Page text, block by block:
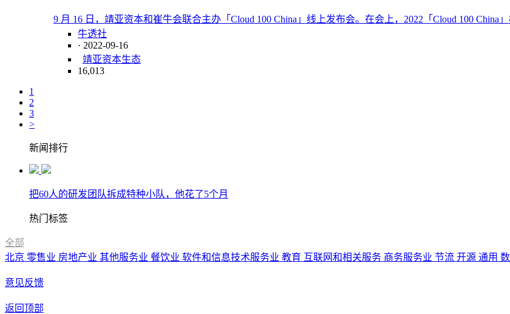
9 月 16 日，靖亚资本和崔牛会联合主办「Cloud 100 China」线上发布会。在会上，2022「Cloud 100 China
牛透社
· 2022-09-16
靖亚资本生态
16,013
1
2
3
>
新闻排行
把60人的研发团队拆成特种小队，他花了5个月
热门标签
全部
北京 零售业 房地产业 其他服务业 餐饮业 软件和信息技术服务业 教育 互联网和相关服务 商务服务业 节流 开源 通用
意见反馈
返回顶部